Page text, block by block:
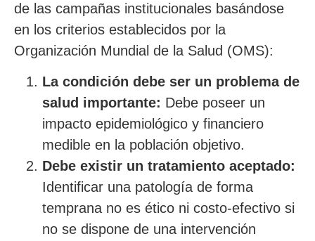
de las campañas institucionales basándose
en los criterios establecidos por la
Organización Mundial de la Salud (OMS):
La condición debe ser un problema de
salud importante: Debe poseer un
impacto epidemiológico y financiero
medible en la población objetivo.
Debe existir un tratamiento aceptado:
Identificar una patología de forma
temprana no es ético ni costo-efectivo si
no se dispone de una intervención